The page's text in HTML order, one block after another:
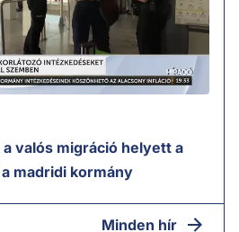
valós migráció helyett a
madridi kormány
Minden hír